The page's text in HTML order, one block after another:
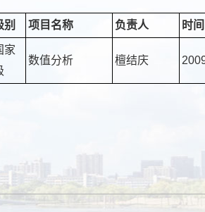
别 项目名称 负责人 时间
家
数值分析 檀结庆